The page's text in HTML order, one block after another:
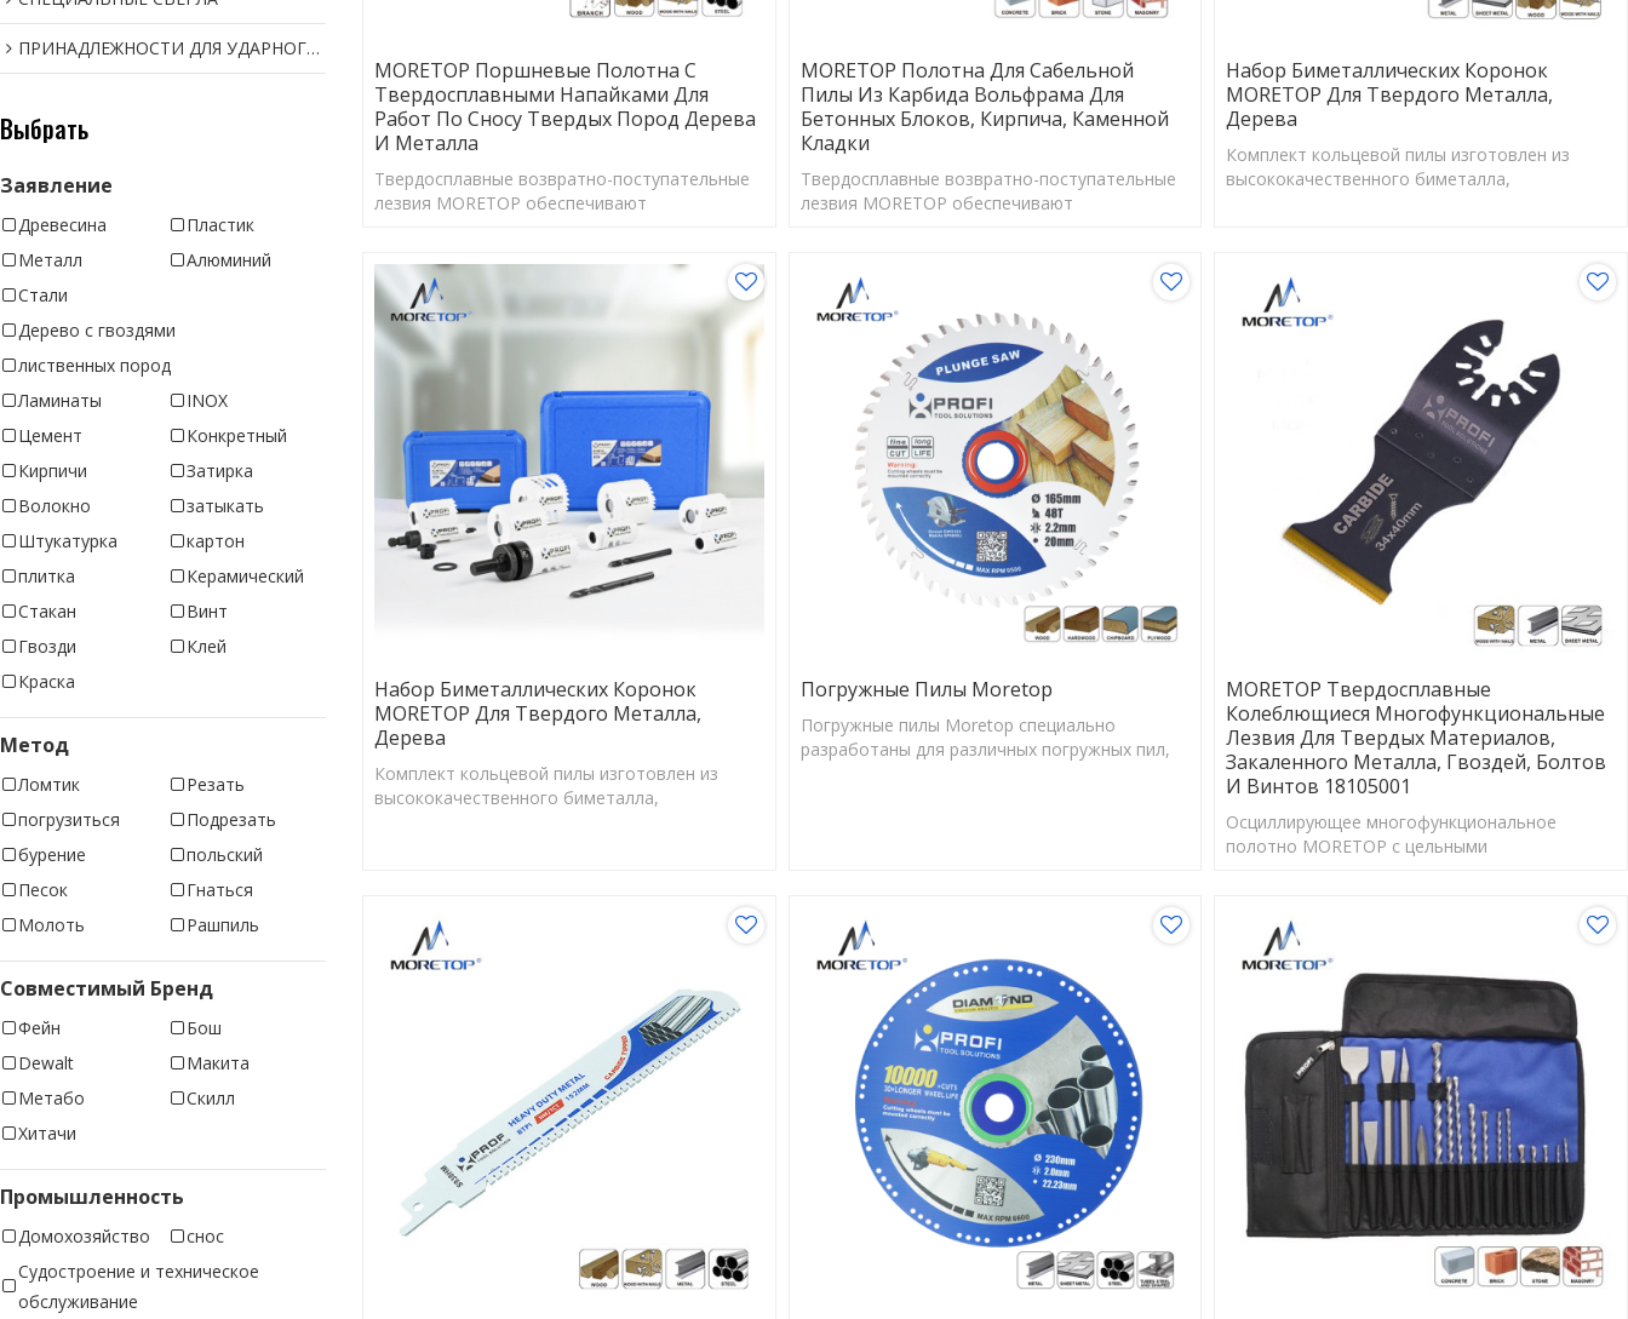
ПРИНАДЛЕЖНОСТИ ДЛЯ УДАРНОГО ИНСТРУМЕНТА
Выбрать
Заявление
Древесина
Пластик
Металл
Алюминий
Стали
Дерево с гвоздями
лиственных пород
Ламинаты
INOX
Цемент
Конкретный
Кирпичи
Затирка
Волокно
затыкать
Штукатурка
картон
плитка
Керамический
Стакан
Винт
Гвозди
Клей
Краска
Метод
Ломтик
Резать
погрузиться
Подрезать
бурение
польский
Песок
Гнаться
Молоть
Рашпиль
Совместимый Бренд
Фейн
Бош
Dewalt
Макита
Метабо
Скилл
Хитачи
Промышленность
Домохозяйство
снос
Судостроение и техническое
обслуживание
MORETOP Поршневые Полотна С
Твердосплавными Напайками Для
Работ По Сносу Твердых Пород Дерева
И Металла
Твердосплавные возвратно-поступательные
лезвия MORETOP обеспечивают
MORETOP Полотна Для Сабельной
Пилы Из Карбида Вольфрама Для
Бетонных Блоков, Кирпича, Каменной
Кладки
Твердосплавные возвратно-поступательные
лезвия MORETOP обеспечивают
Набор Биметаллических Коронок
MORETOP Для Твердого Металла,
Дерева
Комплект кольцевой пилы изготовлен из
высококачественного биметалла,
Набор Биметаллических Коронок
MORETOP Для Твердого Металла,
Дерева
Комплект кольцевой пилы изготовлен из
высококачественного биметалла,
Погружные Пилы Moretop
Погружные пилы Moretop специально
разработаны для различных погружных пил,
MORETOP Твердосплавные
Колеблющиеся Многофункциональные
Лезвия Для Твердых Материалов,
Закаленного Металла, Гвоздей, Болтов
И Винтов 18105001
Осциллирующее многофункциональное
полотно MORETOP с цельными
работами.